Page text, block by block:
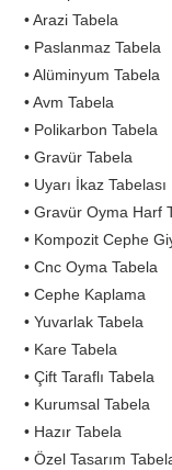
• Arazi Tabela
• Paslanmaz Tabela
• Alüminyum Tabela
• Avm Tabela
• Polikarbon Tabela
• Gravür Tabela
• Uyarı İkaz Tabelası
• Gravür Oyma Harf
• Kompozit Cephe
• Cnc Oyma Tabela
• Cephe Kaplama
• Yuvarlak Tabela
• Kare Tabela
• Çift Taraflı Tabela
• Kurumsal Tabela
• Hazır Tabela
• Özel Tasarım